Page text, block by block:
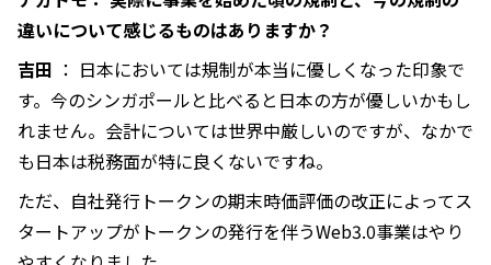
違いについて感じるものはありますか？
吉田 ： 日本においては規制が本当に優しくなった印象で
す。今のシンガポールと比べると日本の方が優しいかもし
れません。会計については世界中厳しいのですが、なかで
も日本は税務面が特に良くないですね。
ただ、自社発行トークンの期末時価評価の改正によってス
タートアップがトークンの発行を伴うWeb3.0事業はやり